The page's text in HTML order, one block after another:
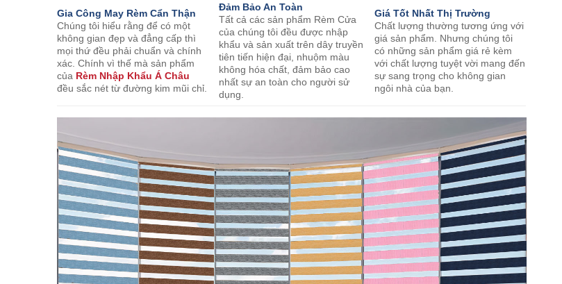
Gia Công May Rèm Cẩn Thận
Chúng tôi hiểu rằng để có một
không gian đẹp và đẳng cấp thì
mọi thứ đều phải chuẩn và chính
xác. Chính vì thế mà sản phẩm
của Rèm Nhập Khẩu Á Châu
đều sắc nét từ đường kim mũi chỉ.
Đảm Bảo An Toàn
Tất cả các sản phẩm Rèm Cửa
của chúng tôi đều được nhập
khẩu và sản xuất trên dây truyền
tiên tiến hiện đại, nhuộm màu
không hóa chất, đảm bảo cao
nhất sự an toàn cho người sử
dụng.
Giá Tốt Nhất Thị Trường
Chất lượng thường tương ứng với
giá sản phẩm. Nhưng chúng tôi
có những sản phẩm giá rẻ kèm
với chất lượng tuyệt vời mang đến
sự sang trọng cho không gian
ngôi nhà của bạn.